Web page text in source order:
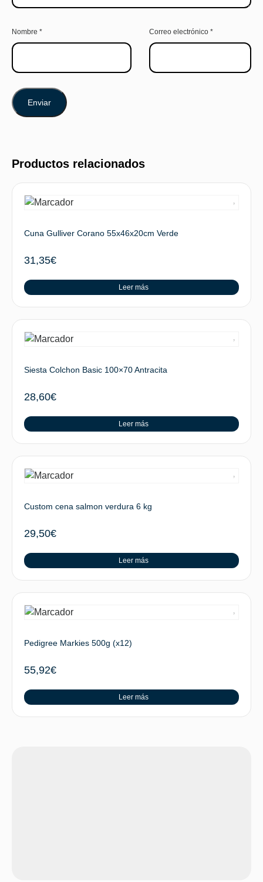
Nombre * Correo electrónico *
Productos relacionados
Cuna Gulliver Corano 55x46x20cm Verde
31,35€
Leer más
Siesta Colchon Basic 100×70 Antracita
28,60€
Leer más
Custom cena salmon verdura 6 kg
29,50€
Leer más
Pedigree Markies 500g (x12)
55,92€
Leer más